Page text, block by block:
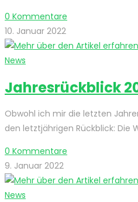
0 Kommentare
10. Januar 2022
News
Jahresrückblick
Obwohl ich mir die letzten
den letztjährigen Rückblick: Die
0 Kommentare
9. Januar 2022
News